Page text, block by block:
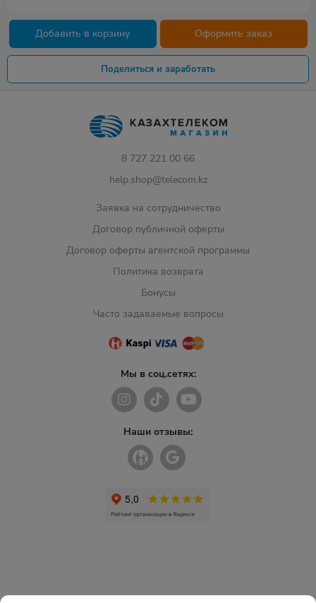
Добавить в корзину Оформить заказ
Поделиться и заработать
8 727 221 00 66
help.shop@telecom.kz
Заявка на сотрудничество
Договор публичной оферты
Договор оферты агентской программы
Политика возврата
Бонусы
Часто задаваемые вопросы
Мы в соц.сетях:
Наши отзывы: